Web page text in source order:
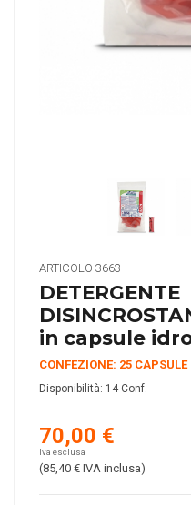
ARTICOLO 3663
DETERGENTE
in capsule
CONFEZIONE: 25 CAPSULE
Disponibilità: 14 Conf.
70,00 €
Iva esclusa
(85,40 € IVA inclusa)